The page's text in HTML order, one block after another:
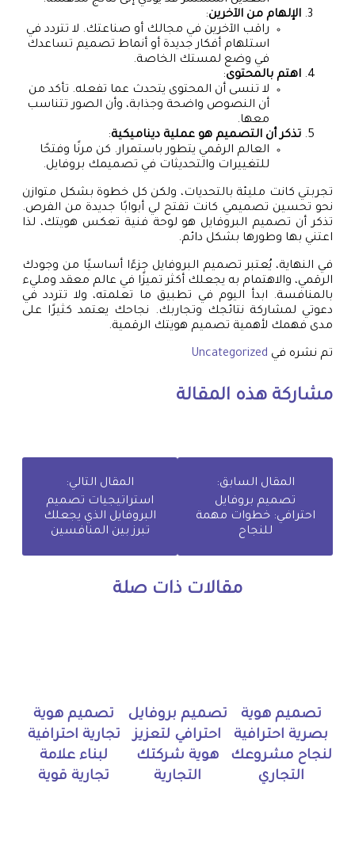
الإلهام من الآخرين:
راقب الآخرين في مجالك أو صناعتك. لا تتردد في
استلهام أفكار جديدة أو أنماط تصميم تساعدك
في وضع لمستك الخاصة.
اهتم بالمحتوى:
لا تنسى أن المحتوى يتحدث عما تفعله. تأكد من
أن النصوص واضحة وجذابة، وأن الصور تتناسب
معها.
تذكر أن التصميم هو عملية ديناميكية:
العالم الرقمي يتطور باستمرار. كن مرنًا وفتحًا
للتغييرات والتحديثات في تصميمك بروفايل.
تجربتي كانت مليئة بالتحديات، ولكن كل خطوة بشكل متوازن
نحو تحسين تصميمي كانت تفتح لي أبوابًا جديدة من الفرص.
تذكر أن تصميم البروفايل هو لوحة فنية تعكس هويتك، لذا
اعتني بها وطورها بشكل دائم.
في النهاية، يُعتبر تصميم البروفايل جزءًا أساسيًا من وجودك
الرقمي، والاهتمام به يجعلك أكثر تميزًا في عالم معقد ومليء
بالمنافسة. ابدأ اليوم في تطبيق ما تعلمته، ولا تتردد في
دعوتي لمشاركة نتائجك وتجاربك. نجاحك يعتمد كثيرًا على
مدى فهمك لأهمية تصميم هويتك الرقمية.
تم نشره في Uncategorized
مشاركة هذه المقالة
المقال السابق:
تصميم بروفايل
احترافي: خطوات مهمة
للنجاح
المقال التالي:
استراتيجيات تصميم
البروفايل الذي يجعلك
تبرز بين المنافسين
مقالات ذات صلة
تصميم هوية
بصرية احترافية
لنجاح مشروعك
التجاري
تصميم بروفايل
احترافي لتعزيز
هوية شركتك
التجارية
تصميم هوية
تجارية احترافية
لبناء علامة
تجارية قوية